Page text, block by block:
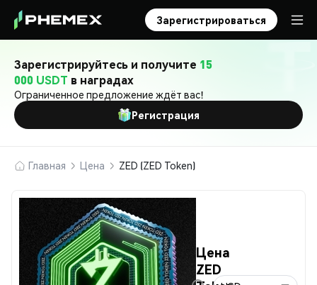
Зарегистрироваться
Зарегистрируйтесь и получите 15
000 USDT в наградах
Ограниченное предложение ждёт вас!
Регистрация
Главная Цена ZED (ZED Token)
Цена
ZED